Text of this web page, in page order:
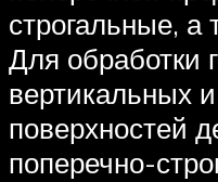
строгальные,
Для обработки
вертикальных
поверхностей
поперечно-